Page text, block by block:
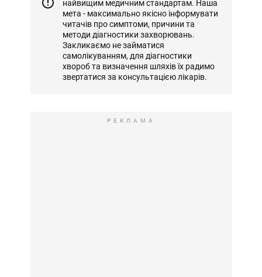
найвищим медичним стандартам. Наша
мета - максимально якісно інформувати
читачів про симптоми, причини та
методи діагностики захворювань.
Закликаємо не займатися
самолікуванням, для діагностики
хвороб та визначення шляхів їх радимо
звертатися за консультацією лікарів.
РЕКЛАМА